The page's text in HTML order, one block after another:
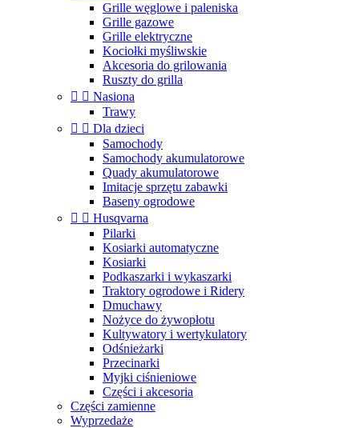
Grille węglowe i paleniska
Grille gazowe
Grille elektryczne
Kociołki myśliwskie
Akcesoria do grilowania
Ruszty do grilla
  Nasiona
Trawy
  Dla dzieci
Samochody
Samochody akumulatorowe
Quady akumulatorowe
Imitacje sprzętu zabawki
Baseny ogrodowe
  Husqvarna
Pilarki
Kosiarki automatyczne
Kosiarki
Podkaszarki i wykaszarki
Traktory ogrodowe i Ridery
Dmuchawy
Nożyce do żywopłotu
Kultywatory i wertykulatory
Odśnieżarki
Przecinarki
Myjki ciśnieniowe
Części i akcesoria
Części zamienne
Wyprzedaże